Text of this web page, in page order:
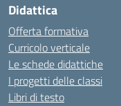
Didattica
Offerta formativa
Curricolo verticale
Le schede didattiche
I progetti delle classi
Libri di testo